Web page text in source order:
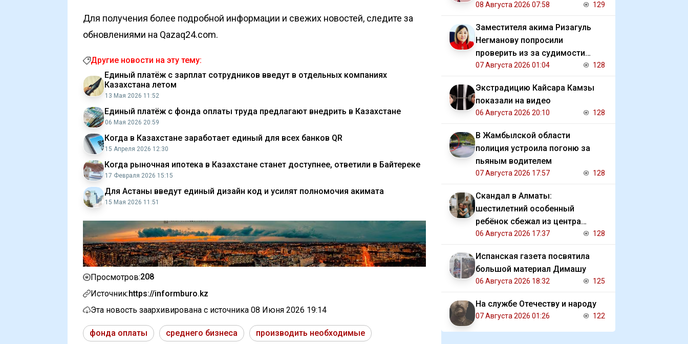
Для получения более подробной информации и свежих новостей, следите за
обновлениями на Qazaq24.com.
Другие новости на эту тему:
Единый платёж с зарплат сотрудников введут в отдельных компаниях
Казахстана летом
13 Мая 2026 11:52
Единый платёж с фонда оплаты труда предлагают внедрить в Казахстане
06 Мая 2026 20:59
Когда в Казахстане заработает единый для всех банков QR
15 Апреля 2026 12:30
Когда рыночная ипотека в Казахстане станет доступнее, ответили в Байтереке
17 Февраля 2026 15:15
Для Астаны введут единый дизайн код и усилят полномочия акимата
15 Мая 2026 11:51
Просмотров:208
Источник:https://informburo.kz
Эта новость заархивирована с источника 08 Июня 2026 19:14
фонда оплаты среднего бизнеса производить необходимые
08 Августа 2026 07:58 129
Заместителя акима Ризагуль
Негманову попросили
проверить из за судимости
сестры
07 Августа 2026 01:04 128
Экстрадицию Кайсара Камзы
показали на видео
06 Августа 2026 20:10 128
В Жамбылской области
полиция устроила погоню за
пьяным водителем
07 Августа 2026 17:57 128
Скандал в Алматы:
шестилетний особенный
ребёнок сбежал из центра
реабилитации и потерялся
06 Августа 2026 17:37 128
Испанская газета посвятила
большой материал Димашу
06 Августа 2026 18:32 125
На службе Отечеству и народу
07 Августа 2026 01:26 122